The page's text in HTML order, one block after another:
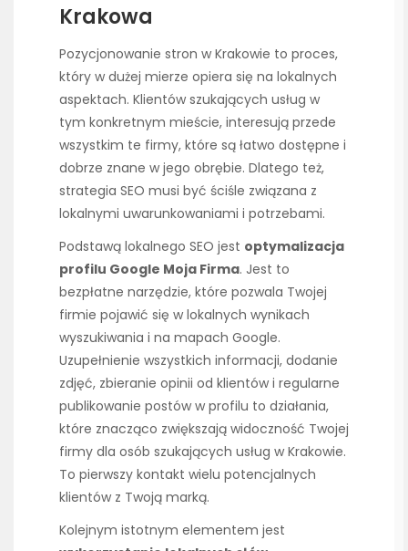
Krakowa
Pozycjonowanie stron w Krakowie to proces,
który w dużej mierze opiera się na lokalnych
aspektach. Klientów szukających usług w
tym konkretnym mieście, interesują przede
wszystkim te firmy, które są łatwo dostępne i
dobrze znane w jego obrębie. Dlatego też,
strategia SEO musi być ściśle związana z
lokalnymi uwarunkowaniami i potrzebami.
Podstawą lokalnego SEO jest optymalizacja
profilu Google Moja Firma. Jest to
bezpłatne narzędzie, które pozwala Twojej
firmie pojawić się w lokalnych wynikach
wyszukiwania i na mapach Google.
Uzupełnienie wszystkich informacji, dodanie
zdjęć, zbieranie opinii od klientów i regularne
publikowanie postów w profilu to działania,
które znacząco zwiększają widoczność Twojej
firmy dla osób szukających usług w Krakowie.
To pierwszy kontakt wielu potencjalnych
klientów z Twoją marką.
Kolejnym istotnym elementem jest